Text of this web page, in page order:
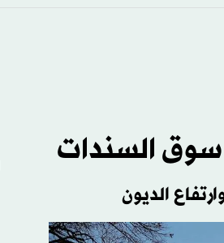
سوق السندات
الديون